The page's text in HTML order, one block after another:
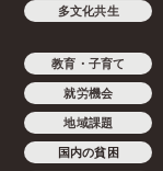
多文化共生
教育・子育て
就労機会
地域課題
国内の貧困